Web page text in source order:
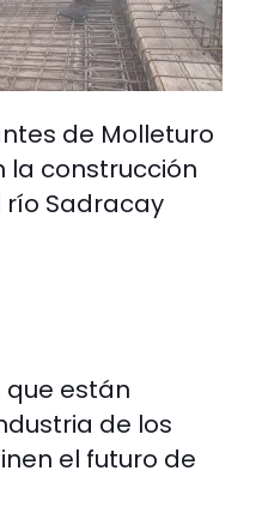
de Molleturo
la construcción
Sadracay
que están
de los
el futuro de